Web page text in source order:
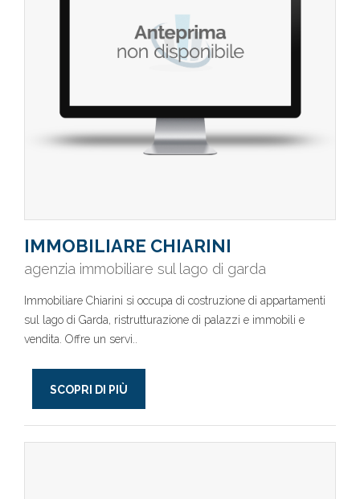
IMMOBILIARE CHIARINI
agenzia immobiliare sul lago di garda
Immobiliare Chiarini si occupa di costruzione di appartamenti
sul lago di Garda, ristrutturazione di palazzi e immobili e
vendita. Offre un servi..
SCOPRI DI PIÙ